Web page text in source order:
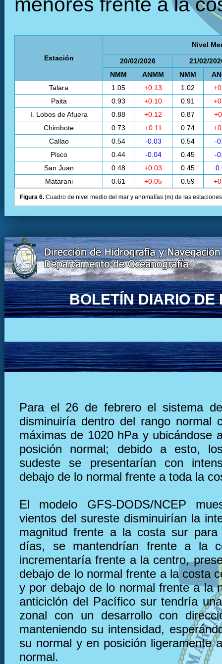
Estación
Nivel
20/02/2026
21/02/
NMM
ANMM NMM
Talara
1.05 +0.13 1.02
Paita
0.93 +0.10 0.91
I. Lobos de Afuera
0.88 +0.12 0.87
Chimbote
0.73 +0.11 0.74
Callao
0.54 -0.03 0.54
-
Pisco
0.44 -0.04 0.45
-
San Juan
0.48 +0.03 0.45
Matarani
0.61 +0.05 0.59
Figura 6. Cuadro de nivel medio del mar y anomalías (m) de las
BOLETÍN DIARIO DE
Para el 26 de febrero el sistema
disminuiría dentro del rango normal
máximas de 1020 hPa y ubicándose
posición normal; debido a esto,
sudeste se presentarían con
debajo de lo normal frente a toda la
El modelo GFS-DODS/NCEP
vientos del sureste disminuirían la
magnitud frente a la costa sur para
días, se mantendrían frente a la
incrementaría frente a la centro,
debajo de lo normal frente a la costa
y por debajo de lo normal frente a la
anticiclón del Pacífico sur tendría
zonal con un desarrollo con
manteniendo su intensidad,
su normal y en posición ligeramente
normal.